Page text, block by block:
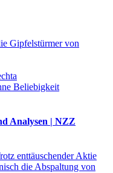
Gipfelstürmer von
Beliebigkeit
Analysen | NZZ
enttäuschender Aktie
die Abspaltung von